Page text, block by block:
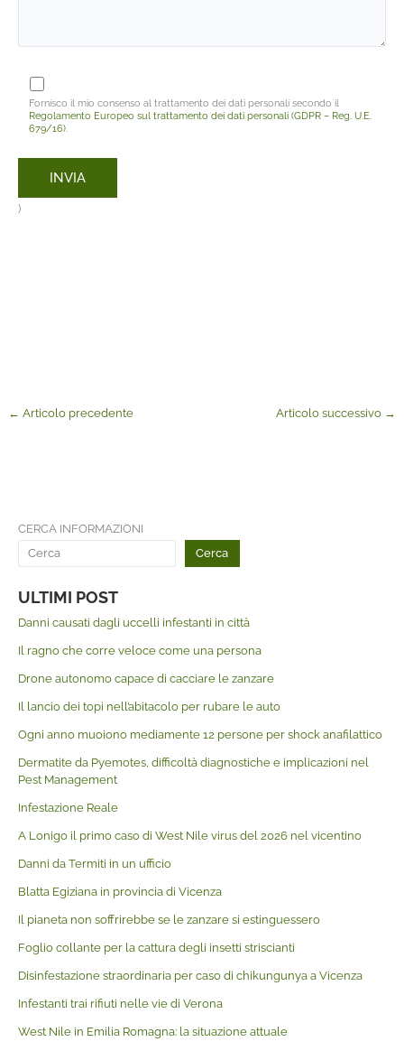
Fornisco il mio consenso al trattamento dei dati personali secondo il
Regolamento Europeo sul trattamento dei dati personali (GDPR – Reg. U.E.
679/16)
)
← Articolo precedente Articolo successivo →
CERCA INFORMAZIONI
Cerca
ULTIMI POST
Danni causati dagli uccelli infestanti in città
Il ragno che corre veloce come una persona
Drone autonomo capace di cacciare le zanzare
Il lancio dei topi nell’abitacolo per rubare le auto
Ogni anno muoiono mediamente 12 persone per shock anafilattico
Dermatite da Pyemotes, difficoltà diagnostiche e implicazioni nel
Pest Management
Infestazione Reale
A Lonigo il primo caso di West Nile virus del 2026 nel vicentino
Danni da Termiti in un ufficio
Blatta Egiziana in provincia di Vicenza
Il pianeta non soffrirebbe se le zanzare si estinguessero
Foglio collante per la cattura degli insetti striscianti
Disinfestazione straordinaria per caso di chikungunya a Vicenza
Infestanti trai rifiuti nelle vie di Verona
West Nile in Emilia Romagna: la situazione attuale